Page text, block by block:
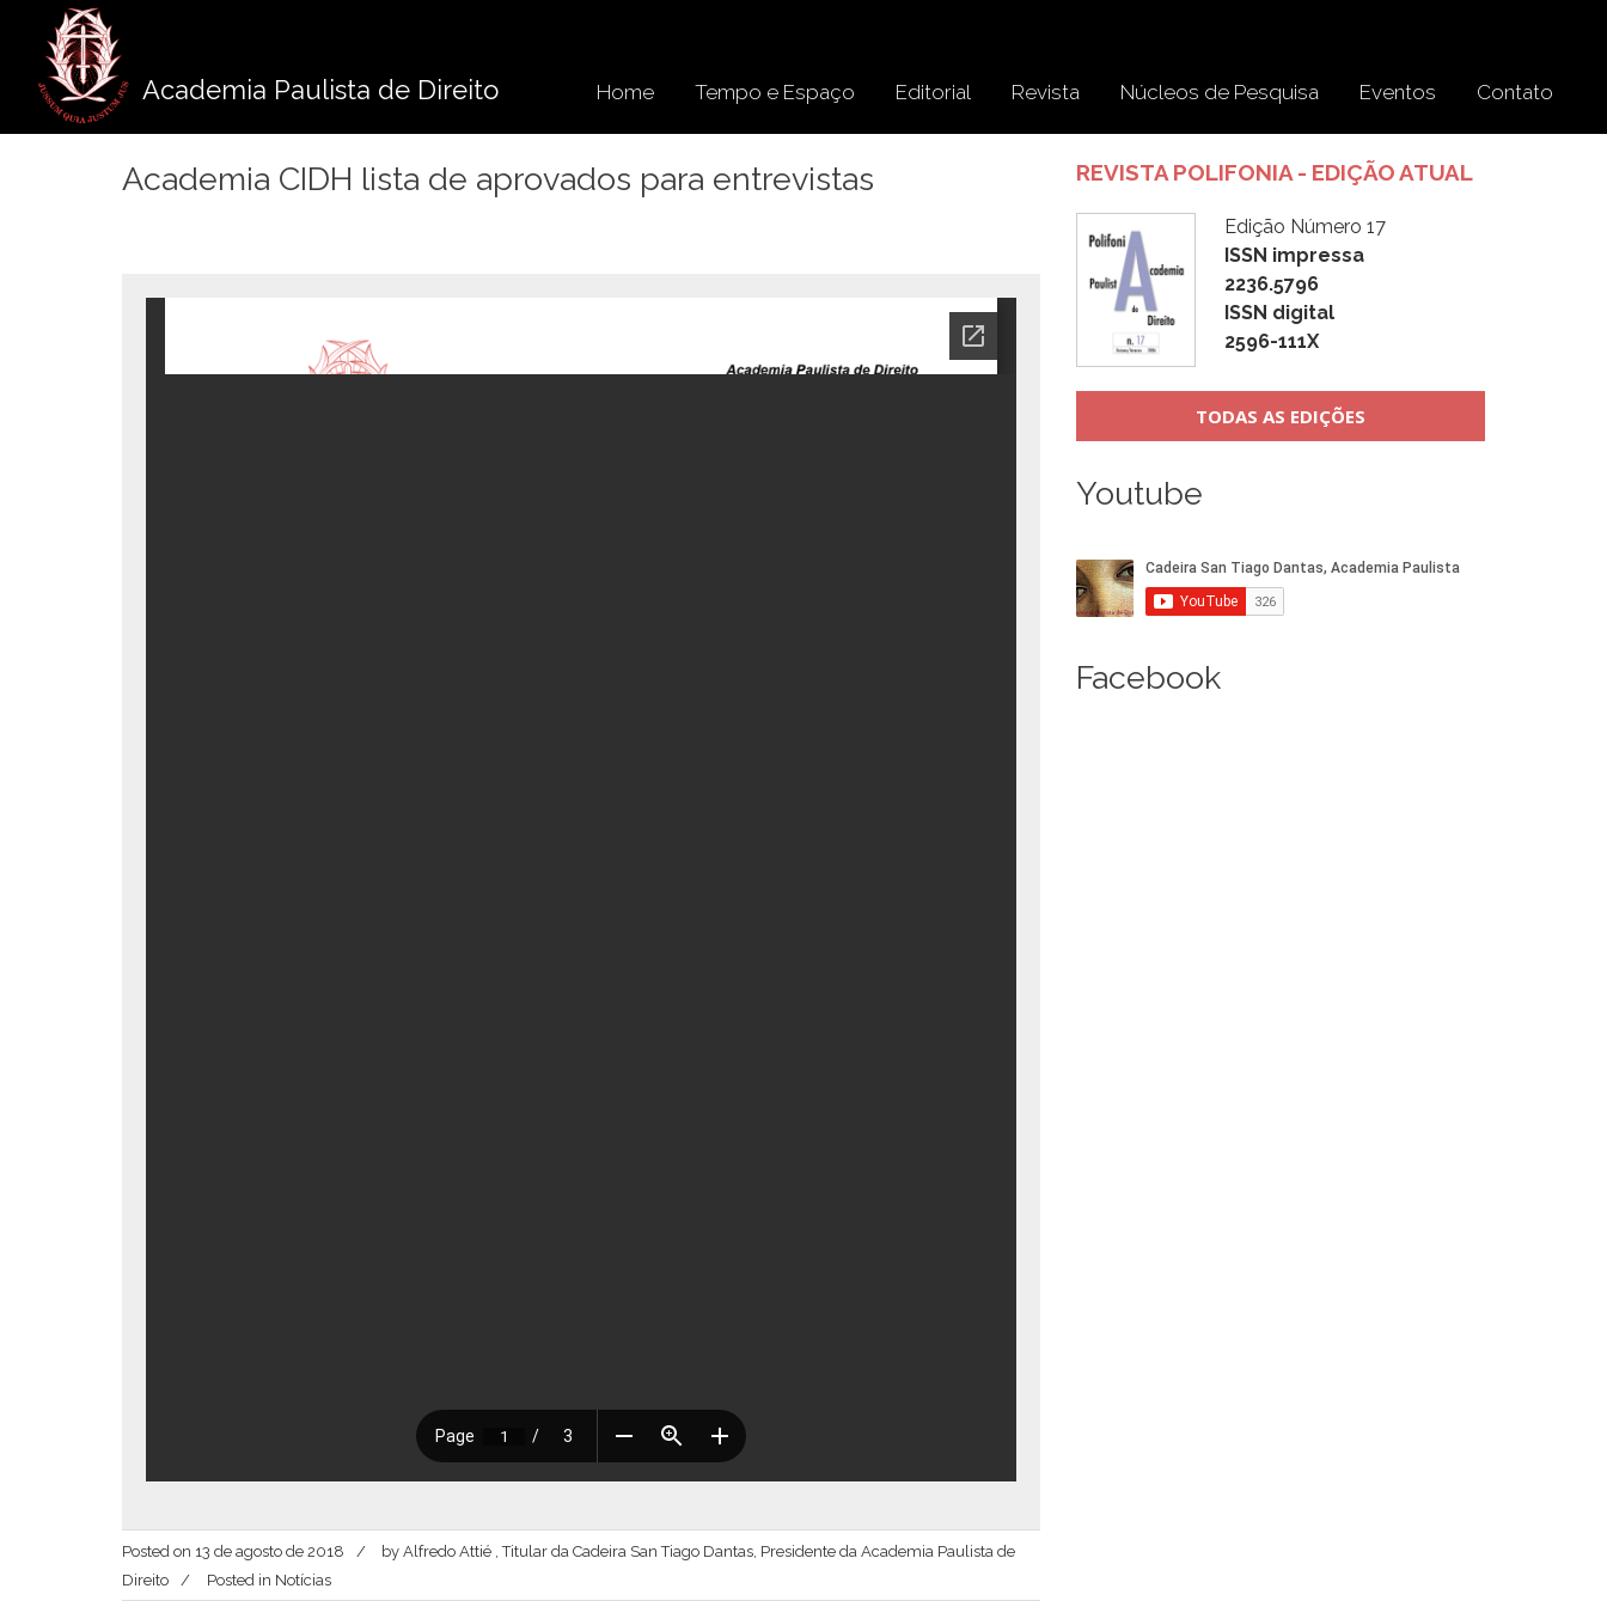
conteúdo
Academia Paulista de Direito Home Tempo e Espaço Editorial Revista Núcleos de Pesquisa Eventos Contato
Academia CIDH lista de aprovados para entrevistas
Posted on 13 de agosto de 2018 by Alfredo Attié , Titular da Cadeira San Tiago Dantas, Presidente da Academia Paulista de
Direito
Posted in Notícias
REVISTA POLIFONIA - EDIÇÃO ATUAL
Edição Número 17
ISSN impressa
2236.5796
ISSN digital
2596-111X
TODAS AS EDIÇÕES
Youtube
Facebook